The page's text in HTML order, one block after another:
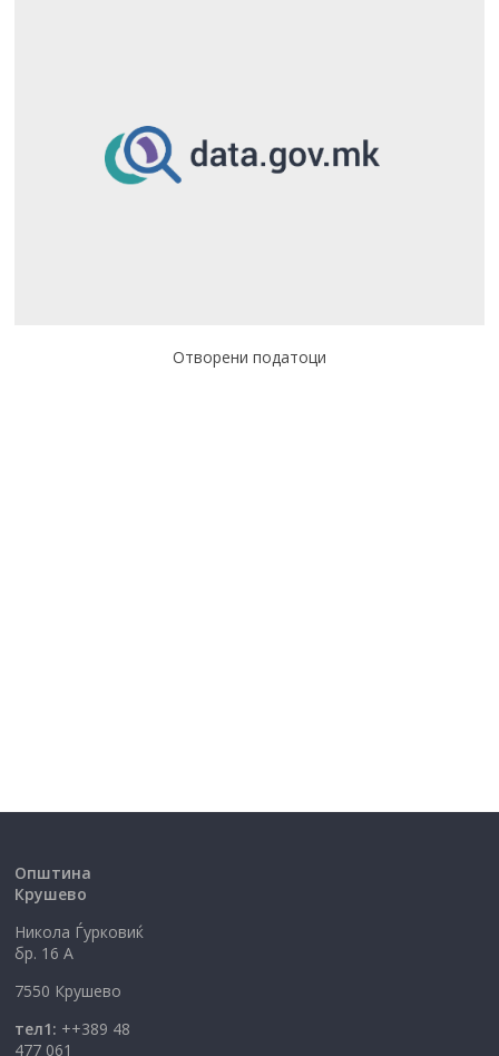
Отворени податоци
Општина
Крушево
Никола Ѓурковиќ
бр. 16 А
7550 Крушево
тел1: ++389 48
477 061